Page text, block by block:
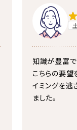
知識が豊富で
こちらの要望
イミングを逃
ました。